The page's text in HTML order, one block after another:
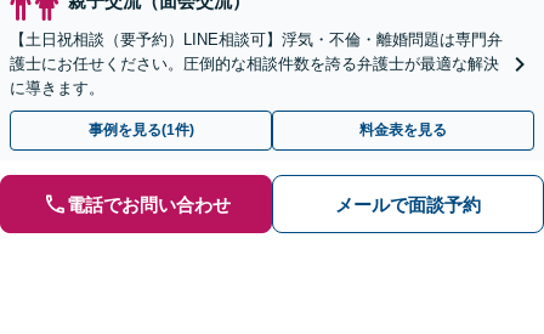
【土日祝相談（要予約）LINE相談可】浮気・不倫・離婚問題は専門弁
護士にお任せください。圧倒的な相談件数を誇る弁護士が最適な解決
に導きます。
事例を見る(1件) 料金表を見る
電話でお問い合わせ メールで面談予約